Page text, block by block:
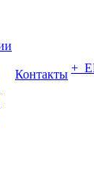
Контакты +